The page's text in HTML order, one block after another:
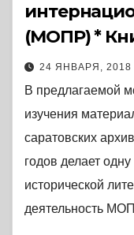
(МОПР) *
24 ЯНВАРЯ, 2018
В предлагаемой
изучения
саратовских
годов делает
исторической
деятельность